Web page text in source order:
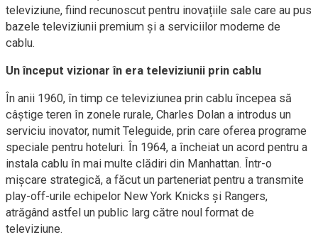
televiziune, fiind recunoscut pentru inovațiile sale care au pus
bazele televiziunii premium și a serviciilor moderne de
cablu.
Un început vizionar în era televiziunii prin cablu
În anii 1960, în timp ce televiziunea prin cablu începea să
câștige teren în zonele rurale, Charles Dolan a introdus un
serviciu inovator, numit Teleguide, prin care oferea programe
speciale pentru hoteluri. În 1964, a încheiat un acord pentru a
instala cablu în mai multe clădiri din Manhattan. Într-o
mișcare strategică, a făcut un parteneriat pentru a transmite
play-off-urile echipelor New York Knicks și Rangers,
atrăgând astfel un public larg către noul format de
televiziune.